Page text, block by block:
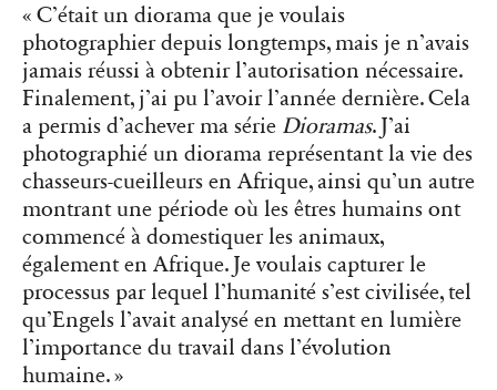
« C’était un diorama que je voulais
photographier depuis longtemps, mais je n’avais
jamais réussi à obtenir l’autorisation nécessaire.
Finalement, j’ai pu l’avoir l’année dernière. Cela
a permis d’achever ma série Dioramas. J’ai
photographié un diorama représentant la vie des
chasseurs-cueilleurs en Afrique, ainsi qu’un autre
montrant une période où les êtres humains ont
commencé à domestiquer les animaux,
également en Afrique. Je voulais capturer le
processus par lequel l’humanité s’est civilisée, tel
qu’Engels l’avait analysé en mettant en lumière
l’importance du travail dans l’évolution
humaine. »